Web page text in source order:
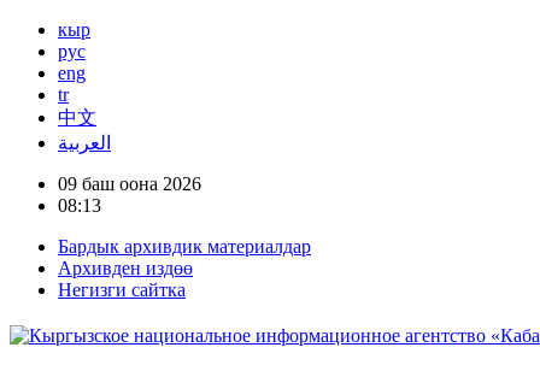
кыр
рус
eng
tr
中文
العربية
09 баш оона 2026
08:13
Бардык архивдик материалдар
Архивден издөө
Негизги сайтка